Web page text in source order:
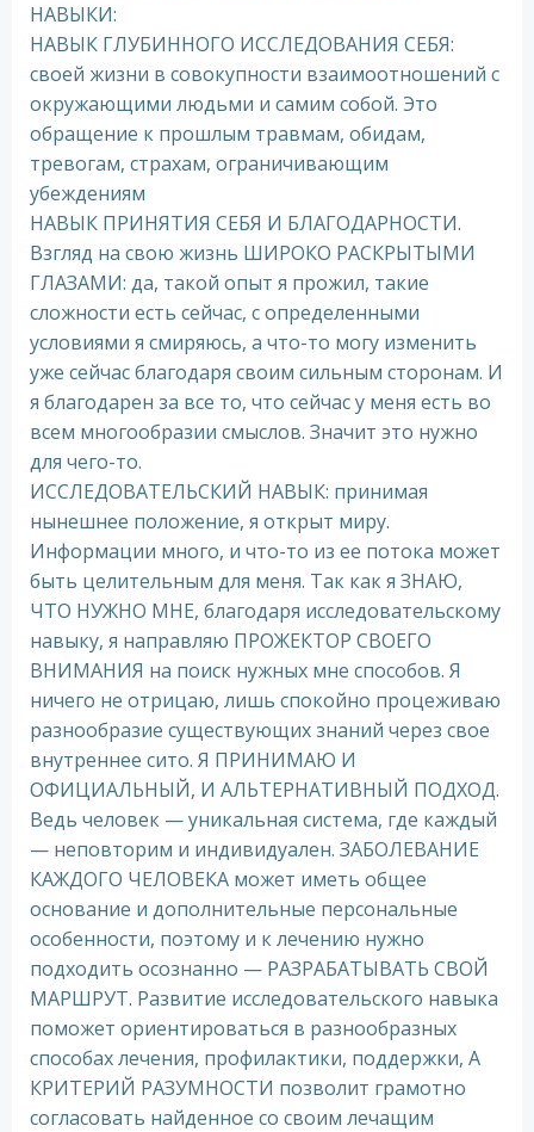
НАВЫКИ:
НАВЫК ГЛУБИННОГО ИССЛЕДОВАНИЯ СЕБЯ:
своей жизни в совокупности взаимоотношений с
окружающими людьми и самим собой. Это
обращение к прошлым травмам, обидам,
тревогам, страхам, ограничивающим
убеждениям
НАВЫК ПРИНЯТИЯ СЕБЯ И БЛАГОДАРНОСТИ.
Взгляд на свою жизнь ШИРОКО РАСКРЫТЫМИ
ГЛАЗАМИ: да, такой опыт я прожил, такие
сложности есть сейчас, с определенными
условиями я смиряюсь, а что-то могу изменить
уже сейчас благодаря своим сильным сторонам. И
я благодарен за все то, что сейчас у меня есть во
всем многообразии смыслов. Значит это нужно
для чего-то.
ИССЛЕДОВАТЕЛЬСКИЙ НАВЫК: принимая
нынешнее положение, я открыт миру.
Информации много, и что-то из ее потока может
быть целительным для меня. Так как я ЗНАЮ,
ЧТО НУЖНО МНЕ, благодаря исследовательскому
навыку, я направляю ПРОЖЕКТОР СВОЕГО
ВНИМАНИЯ на поиск нужных мне способов. Я
ничего не отрицаю, лишь спокойно процеживаю
разнообразие существующих знаний через свое
внутреннее сито. Я ПРИНИМАЮ И
ОФИЦИАЛЬНЫЙ, И АЛЬТЕРНАТИВНЫЙ ПОДХОД.
Ведь человек — уникальная система, где каждый
— неповторим и индивидуален. ЗАБОЛЕВАНИЕ
КАЖДОГО ЧЕЛОВЕКА может иметь общее
основание и дополнительные персональные
особенности, поэтому и к лечению нужно
подходить осознанно — РАЗРАБАТЫВАТЬ СВОЙ
МАРШРУТ. Развитие исследовательского навыка
поможет ориентироваться в разнообразных
способах лечения, профилактики, поддержки, А
КРИТЕРИЙ РАЗУМНОСТИ позволит грамотно
согласовать найденное со своим лечащим